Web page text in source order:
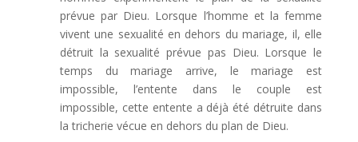
prévue par Dieu. Lorsque l’homme et la femme
vivent une sexualité en dehors du mariage, il, elle
détruit la sexualité prévue pas Dieu. Lorsque le
temps du mariage arrive, le mariage est
impossible, l’entente dans le couple est
impossible, cette entente a déjà été détruite dans
la tricherie vécue en dehors du plan de Dieu.